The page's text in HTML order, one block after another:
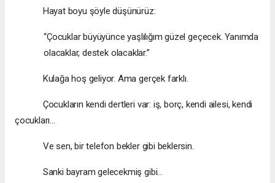
Hayat boyu şöyle düşünürüz:
“Çocuklar büyüyünce yaşlılığım güzel geçecek. Yanımda
olacaklar, destek olacaklar.”
Kulağa hoş geliyor. Ama gerçek farklı.
Çocukların kendi dertleri var: iş, borç, kendi ailesi, kendi
çocukları…
Ve sen, bir telefon bekler gibi beklersin.
Sanki bayram gelecekmiş gibi…